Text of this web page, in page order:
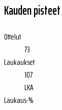
Kauden pisteet
Ottelut
73
Laukaukset
107
LKA
Laukaus-%